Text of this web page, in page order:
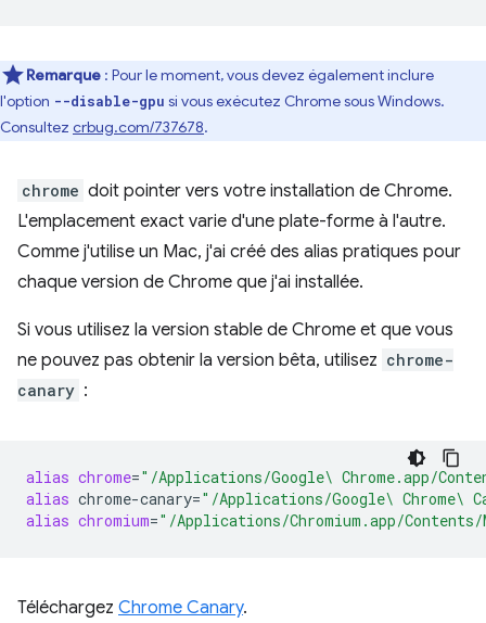
Remarque : Pour le moment, vous devez également inclure
l'option --disable-gpu si vous exécutez Chrome sous Windows.
Consultez crbug.com/737678.
chrome doit pointer vers votre installation de Chrome.
L'emplacement exact varie d'une plate-forme à l'autre.
Comme j'utilise un Mac, j'ai créé des alias pratiques pour
chaque version de Chrome que j'ai installée.
Si vous utilisez la version stable de Chrome et que vous
ne pouvez pas obtenir la version bêta, utilisez chrome-
canary :
alias chrome="/Applications/Google\ Chrome.app/
alias chrome-canary="/Applications/Google\ Chrome\
alias chromium="/Applications/Chromium.app/Contents/
Téléchargez Chrome Canary.